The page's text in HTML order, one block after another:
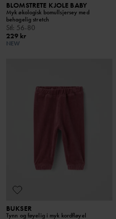
BLOMSTRETE KJOLE BABY
Myk økologisk bomullsjersey med
behagelig stretch
Stl: 56-80
229 kr
NEW
BUKSER
Tynn og føyelig i myk kordfløyel